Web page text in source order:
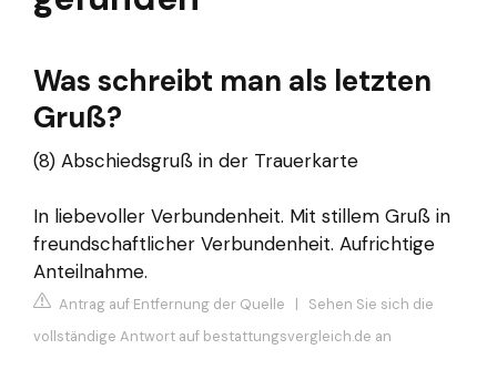
Was schreibt man als letzten
Gruß?
(8) Abschiedsgruß in der Trauerkarte
In liebevoller Verbundenheit. Mit stillem Gruß in
freundschaftlicher Verbundenheit. Aufrichtige
Anteilnahme.
Antrag auf Entfernung der Quelle | Sehen Sie sich die
vollständige Antwort auf bestattungsvergleich.de an